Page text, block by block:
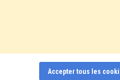
Accepter tous les